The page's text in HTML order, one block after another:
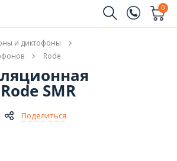
(096)
(044)
0
и диктофоны
Rode
SMR
Поделиться
Сообщить о поступлении